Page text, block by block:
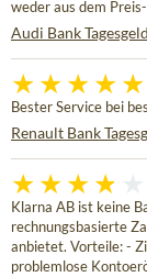
weder aus dem Preis-
Audi Bank Tagesgeld
Bester Service bei
Renault Bank
Klarna AB ist keine
rechnungsbasierte
anbietet. Vorteile: -
problemlose